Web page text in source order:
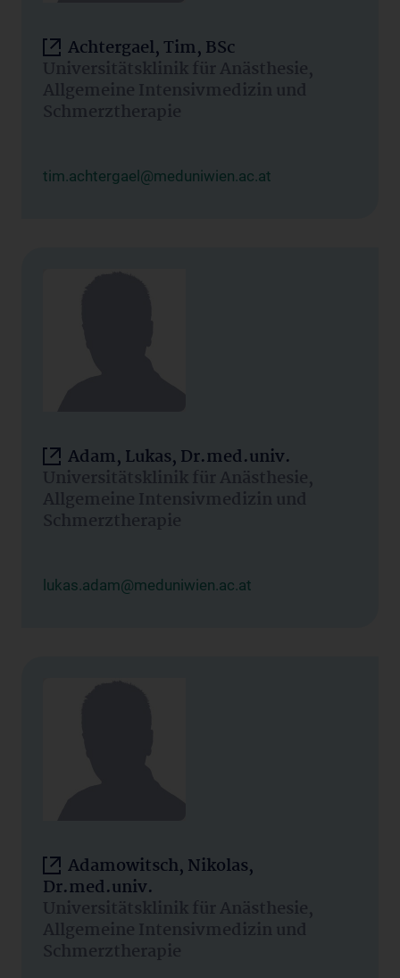
Achtergael, Tim, BSc
Universitätsklinik für Anästhesie,
Allgemeine Intensivmedizin und
Schmerztherapie
tim.achtergael@meduniwien.ac.at
Adam, Lukas, Dr.med.univ.
Universitätsklinik für Anästhesie,
Allgemeine Intensivmedizin und
Schmerztherapie
lukas.adam@meduniwien.ac.at
Adamowitsch, Nikolas,
Dr.med.univ.
Universitätsklinik für Anästhesie,
Allgemeine Intensivmedizin und
Schmerztherapie